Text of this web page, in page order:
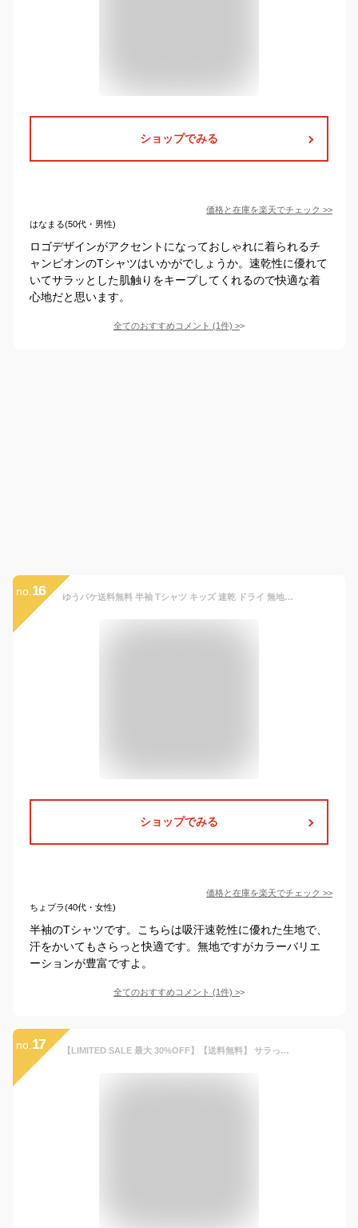
ショップでみる
価格と在庫を楽天でチェック >>
はなまる(50代・男性)
ロゴデザインがアクセントになっておしゃれに着られるチ
ャンピオンのTシャツはいかがでしょうか。速乾性に優れて
いてサラッとした肌触りをキープしてくれるので快適な着
心地だと思います。
全てのおすすめコメント (1件) >
no. 16 ゆうパケ送料無料 半袖 Tシャツ キッズ 速乾 ドライ 無地 子供服 ベビー服 男の子 女の子 ユニセックス 夏服 ストレッチ スポーツ ダンス ポケット ベーシック chil2 トップス 90 100 110 120 130 140 150 160cm [M便 1/2]
ショップでみる
価格と在庫を楽天でチェック >>
ちょプラ(40代・女性)
半袖のTシャツです。こちらは吸汗速乾性に優れた生地で、
汗をかいてもさらっと快適です。無地ですがカラーバリエ
ーションが豊富ですよ。
全てのおすすめコメント (1件) >
no. 17 【LIMITED SALE 最大 30%OFF】【送料無料】 サラっとストレッチ メッシュ デビラボ 半袖Tシャツ 子供服 キッズ 男の子 女の子 トップス 半袖Tシャツ Tシャツ 速乾 ドライ メッシュ素材 涼しい 夏